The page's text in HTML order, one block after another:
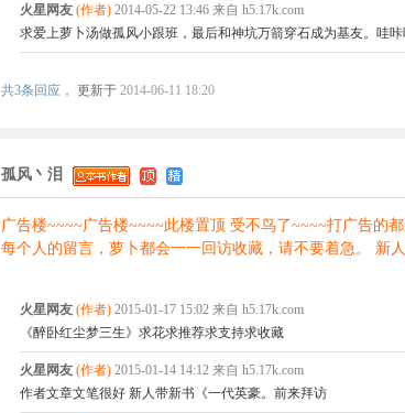
火星网友 (作者) 2014-05-22 13:46 来自 h5.17k.com
求爱上萝卜汤做孤风小跟班，最后和神坑万箭穿石成为基友。哇
共3条回应， 更新于 2014-06-11 18:20
孤风丶泪
广告楼~~~~广告楼~~~~此楼置顶 受不鸟了~~~~打广告的
每个人的留言，萝卜都会一一回访收藏，请不要着急。 新
火星网友 (作者) 2015-01-17 15:02 来自 h5.17k.com
《醉卧红尘梦三生》求花求推荐求支持求收藏
火星网友 (作者) 2015-01-14 14:12 来自 h5.17k.com
作者文章文笔很好 新人带新书《一代英豪。前来拜访